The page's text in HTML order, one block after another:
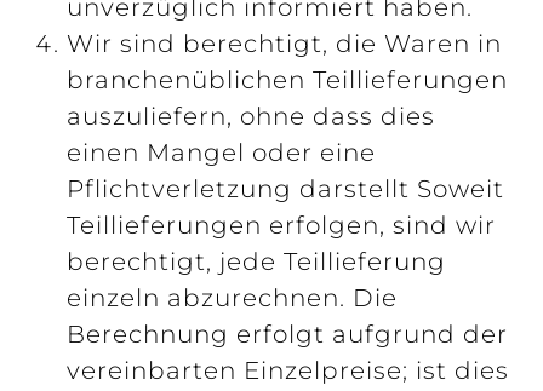
unverzüglich informiert haben.
Wir sind berechtigt, die Waren in
branchenüblichen Teillieferungen
auszuliefern, ohne dass dies
einen Mangel oder eine
Pflichtverletzung darstellt Soweit
Teillieferungen erfolgen, sind wir
berechtigt, jede Teillieferung
einzeln abzurechnen. Die
Berechnung erfolgt aufgrund der
vereinbarten Einzelpreise; ist dies